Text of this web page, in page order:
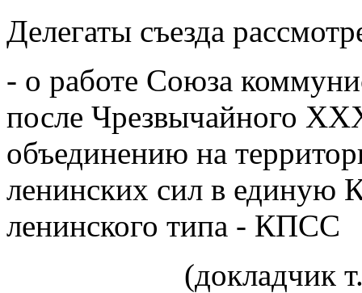
Делегаты съезда
- о работе Союза
после Чрезвычайного
объединению на
ленинских сил в единую
ленинского типа - КПСС
(докладчик